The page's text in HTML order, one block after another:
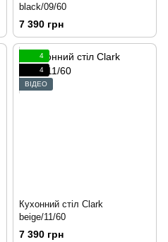
black/09/60
7 390 грн
4
4
ВІДЕО
Кухонний стіл Clark
beige/11/60
7 390 грн